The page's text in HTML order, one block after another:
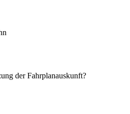
der Fahrplanauskunft?